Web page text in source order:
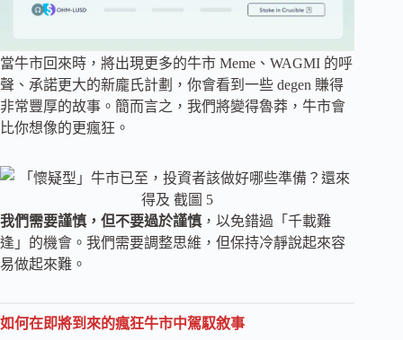
當牛市回來時，將出現更多的牛市 Meme、WAGMI 的呼
聲、承諾更大的新龐氏計劃，你會看到一些 degen 賺得
非常豐厚的故事。簡而言之，我們將變得魯莽，牛市會
比你想像的更瘋狂。
我們需要謹慎，但不要過於謹慎，以免錯過「千載難
逢」的機會。我們需要調整思維，但保持冷靜說起來容
易做起來難。
如何在即將到來的瘋狂牛市中駕馭敘事